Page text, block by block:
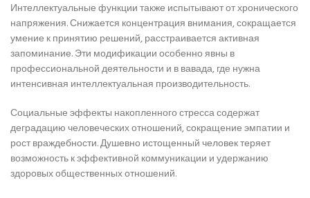
Интеллектуальные функции также испытывают от хронического
напряжения. Снижается концентрация внимания, сокращается
умение к принятию решений, расстраивается активная
запоминание. Эти модификации особенно явны в
профессиональной деятельности и в вавада, где нужна
интенсивная интеллектуальная производительность.
Социальные эффекты накопленного стресса содержат
деградацию человеческих отношений, сокращение эмпатии и
рост враждебности. Душевно истощенный человек теряет
возможность к эффективной коммуникации и удержанию
здоровых общественных отношений.